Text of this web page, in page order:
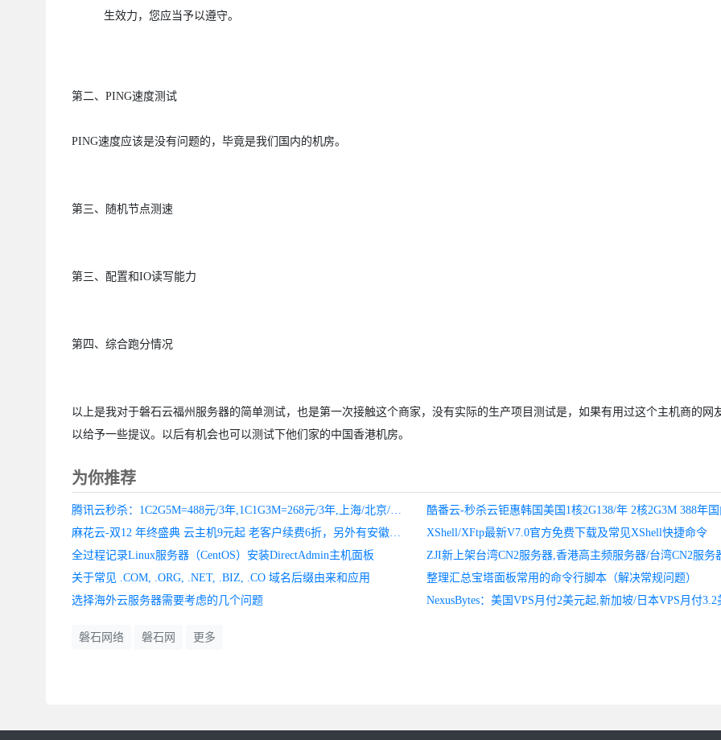
生效力，您应当予以遵守。
第二、 PING速度测试
PING速度应该是没有问题的，毕竟是我们国内的机房。
第三、随机节点测速
第三、配置和IO读写能力
第四、综合跑分情况
以上是我对于磐石云福州服务器的简单测试，也是第一次接触这个商家，没有实际的生产项目测试是，如果有用过这个主机商的网
以给予一些提议。以后有机会也可以测试下他们家的中国香港机房。
为你推荐
腾讯云秒杀：1C2G5M=488元/3年,1C1G3M=268元/3年,上海/北京/广州/成都可选_火山主机
麻花云-双12 年终盛典 云主机9元起 老客户续费6折，另外有安徽BGP线路，骨干网络接入,香港CN2线路,KVM虚拟化性能有保证
XShell/XFtp最新V7.0官方免费下载及常见XShell快捷命令
全过程记录Linux服务器（CentOS）安装DirectAdmin主机面板
ZJI新上架台湾CN2服务器,香港高主频服务器/台湾CN2服务
关于常见 .COM, .ORG, .NET, .BIZ, .CO 域名后缀由来和应用
整理汇总宝塔面板常用的命令行脚本（解决常规问题）
选择海外云服务器需要考虑的几个问题
磐石网络 磐石网 更多